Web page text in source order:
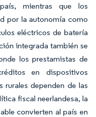
mientras que los
por la autonomía como
eléctricos de batería
integrada también se
los prestamistas de
en dispositivos
rurales dependen de las
fiscal neerlandesa, la
convierten al país en